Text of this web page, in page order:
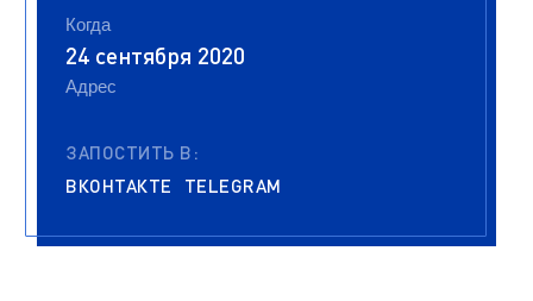
Когда
24 сентября 2020
Адрес
ЗАПОСТИТЬ В:
ВКОНТАКТЕ
TELEGRAM